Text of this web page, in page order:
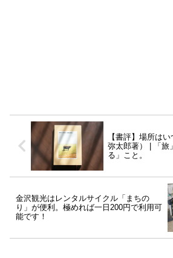
【書評】場所は
弥太郎著） | 「旅
る」こと。
金沢観光はレンタルサイクル「まちの
り」が便利。極めれば一日200円で利用可
能です！